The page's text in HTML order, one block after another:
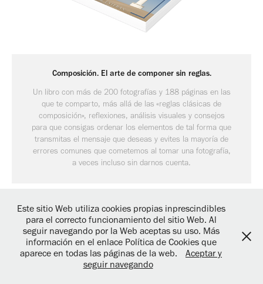
Composición. El arte de componer sin reglas.
Un libro con más de 200 fotografías y 188 páginas en las
que te comparto, más allá de las «reglas clásicas de
composición», reflexiones, análisis visuales y consejos
para que consigas ordenar los elementos de tal forma que
transmitas el mensaje que deseas y evites la mayoría de
errores comunes que cometemos al tomar una fotografía,
© José Luis Álvarez Esteban - Todos los derechos reservados -
Legal-Política de cookies-Política de privacidad
Este sitio Web utiliza cookies propias inprescindibles
para el correcto funcionamiento del sitio Web. Al
seguir navegando por la Web aceptas su uso. Más
información en el enlace Política de Cookies que
aparece en todas las páginas de la web.
Aceptar y
seguir navegando